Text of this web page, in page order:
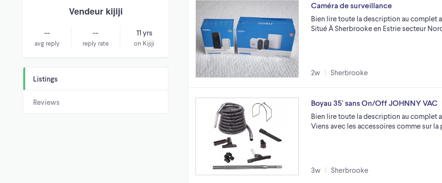
Vendeur kijiji
--
avg reply
--
reply rate
11 yrs
on Kijiji
Listings
Reviews
Caméra de surveillance
Bien lire toute la description au complet
Situé À Sherbrooke en Estrie secteur
2w Sherbrooke
Boyau 35' sans On/Off JOHNNY VAC
Bien lire toute la description au complet
Viens avec les accessoires comme sur
3w Sherbrooke